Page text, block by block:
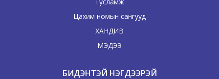
Цахим номын сангууд
ХАНДИВ
МЭДЭЭ
БИДЭНТЭЙ НЭГДЭЭРЭЙ